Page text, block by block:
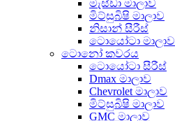
මැස්ඩා මාලාව
මිට්සුබිෂි මාලාව
නිසාන් සීරීස්
ටොයෝටා මාලාව
ටොනෝ කවරය
ටොයෝටා සීරීස්
Dmax මාලාව
Chevrolet මාලාව
මිට්සුබිෂි මාලාව
GMC මාලාව